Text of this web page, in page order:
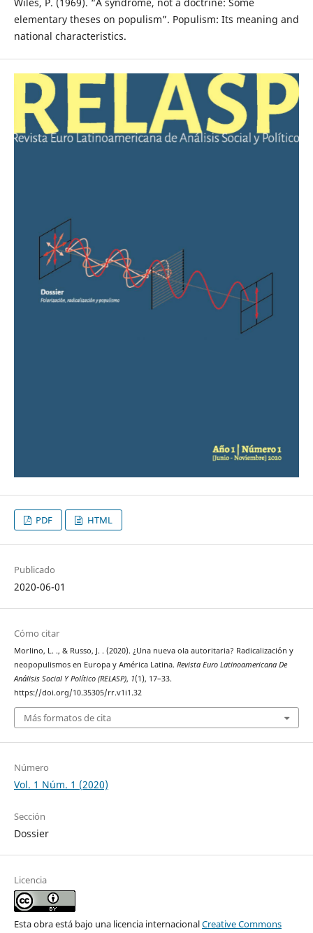
elementary theses on populism”. Populism: Its meaning and
national characteristics.
PDF HTML
Publicado
2020-06-01
Cómo citar
Morlino, L. ., & Russo, J. . (2020). ¿Una nueva ola autoritaria? Radicalización y
neopopulismos en Europa y América Latina. Revista Euro Latinoamericana De
Análisis Social Y Político (RELASP), 1(1), 17–33.
https://doi.org/10.35305/rr.v1i1.32
Más formatos de cita
Número
Vol. 1 Núm. 1 (2020)
Sección
Dossier
Licencia
Esta obra está bajo una licencia internacionalCreative Commons